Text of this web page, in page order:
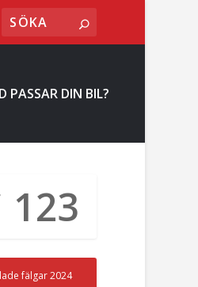
PASSAR DIN BIL?
fälgar 2024